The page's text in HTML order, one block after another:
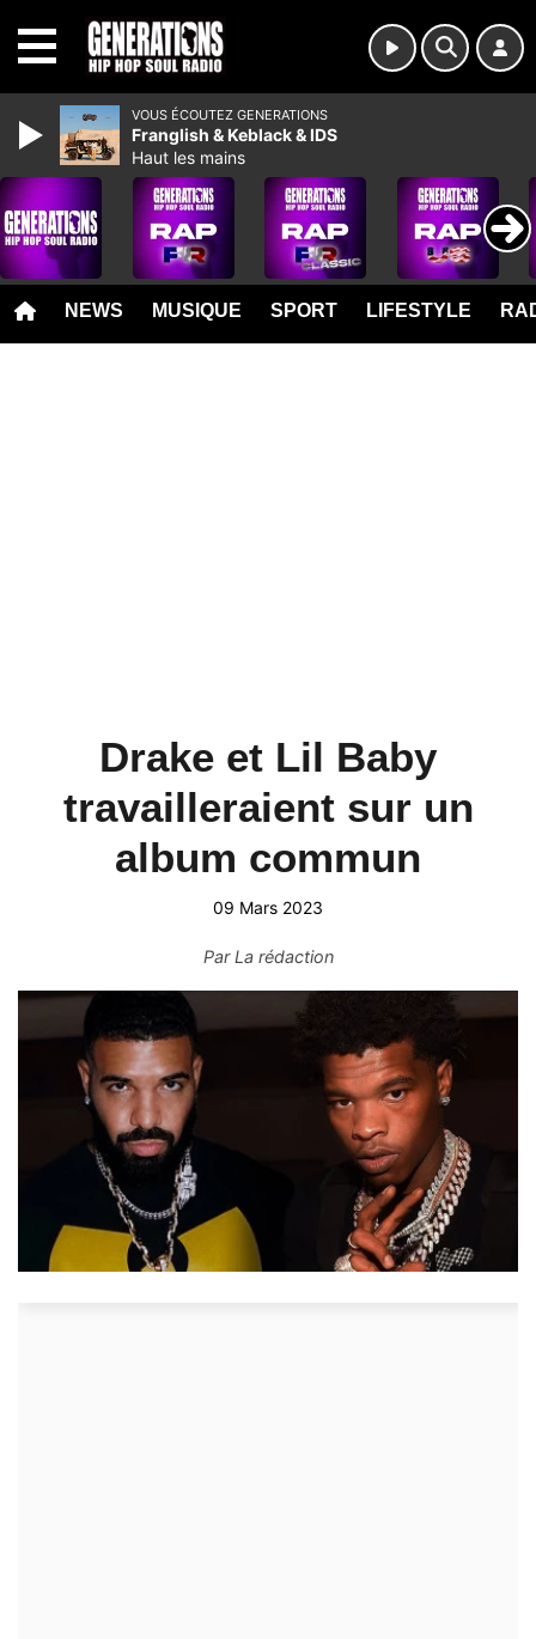
NEWS MUSIQUE SPORT LIFESTYLE
Drake et Lil Baby
travailleraient sur un
album commun
09 Mars 2023
ParLa rédaction
VOUS ÉCOUTEZ GENERATIONS
Franglish & Keblack & IDS
Haut les mains